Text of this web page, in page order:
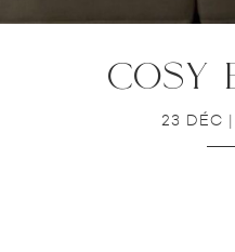
cosy
23 DÉC |